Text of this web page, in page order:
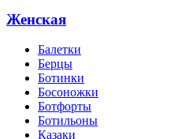
Женская
Балетки
Берцы
Ботинки
Босоножки
Ботфорты
Ботильоны
Казаки